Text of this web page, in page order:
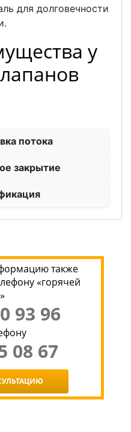
для долговечности
у
потока
закрытие
также
«горячей
93 96
08 67